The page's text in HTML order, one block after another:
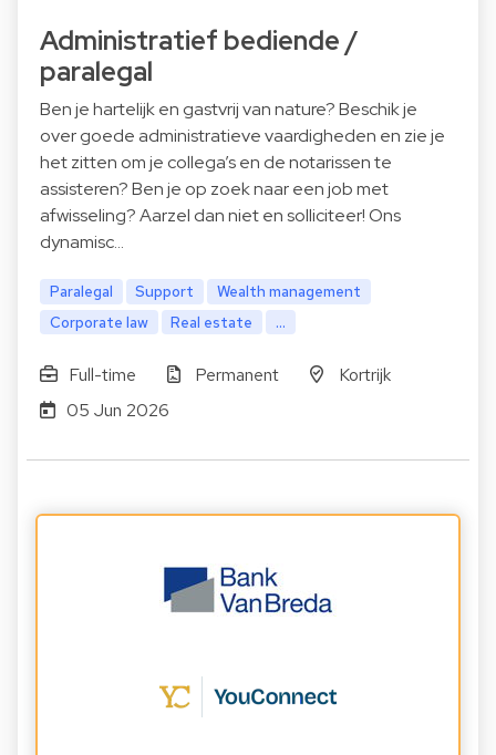
Administratief bediende /
paralegal
Ben je hartelijk en gastvrij van nature? Beschik je
over goede administratieve vaardigheden en zie je
het zitten om je collega’s en de notarissen te
assisteren? Ben je op zoek naar een job met
afwisseling? Aarzel dan niet en solliciteer! Ons
dynamisc…
Paralegal Support
Wealth management
Corporate law
Real estate ...
Full-time Permanent
Kortrijk
05 Jun 2026